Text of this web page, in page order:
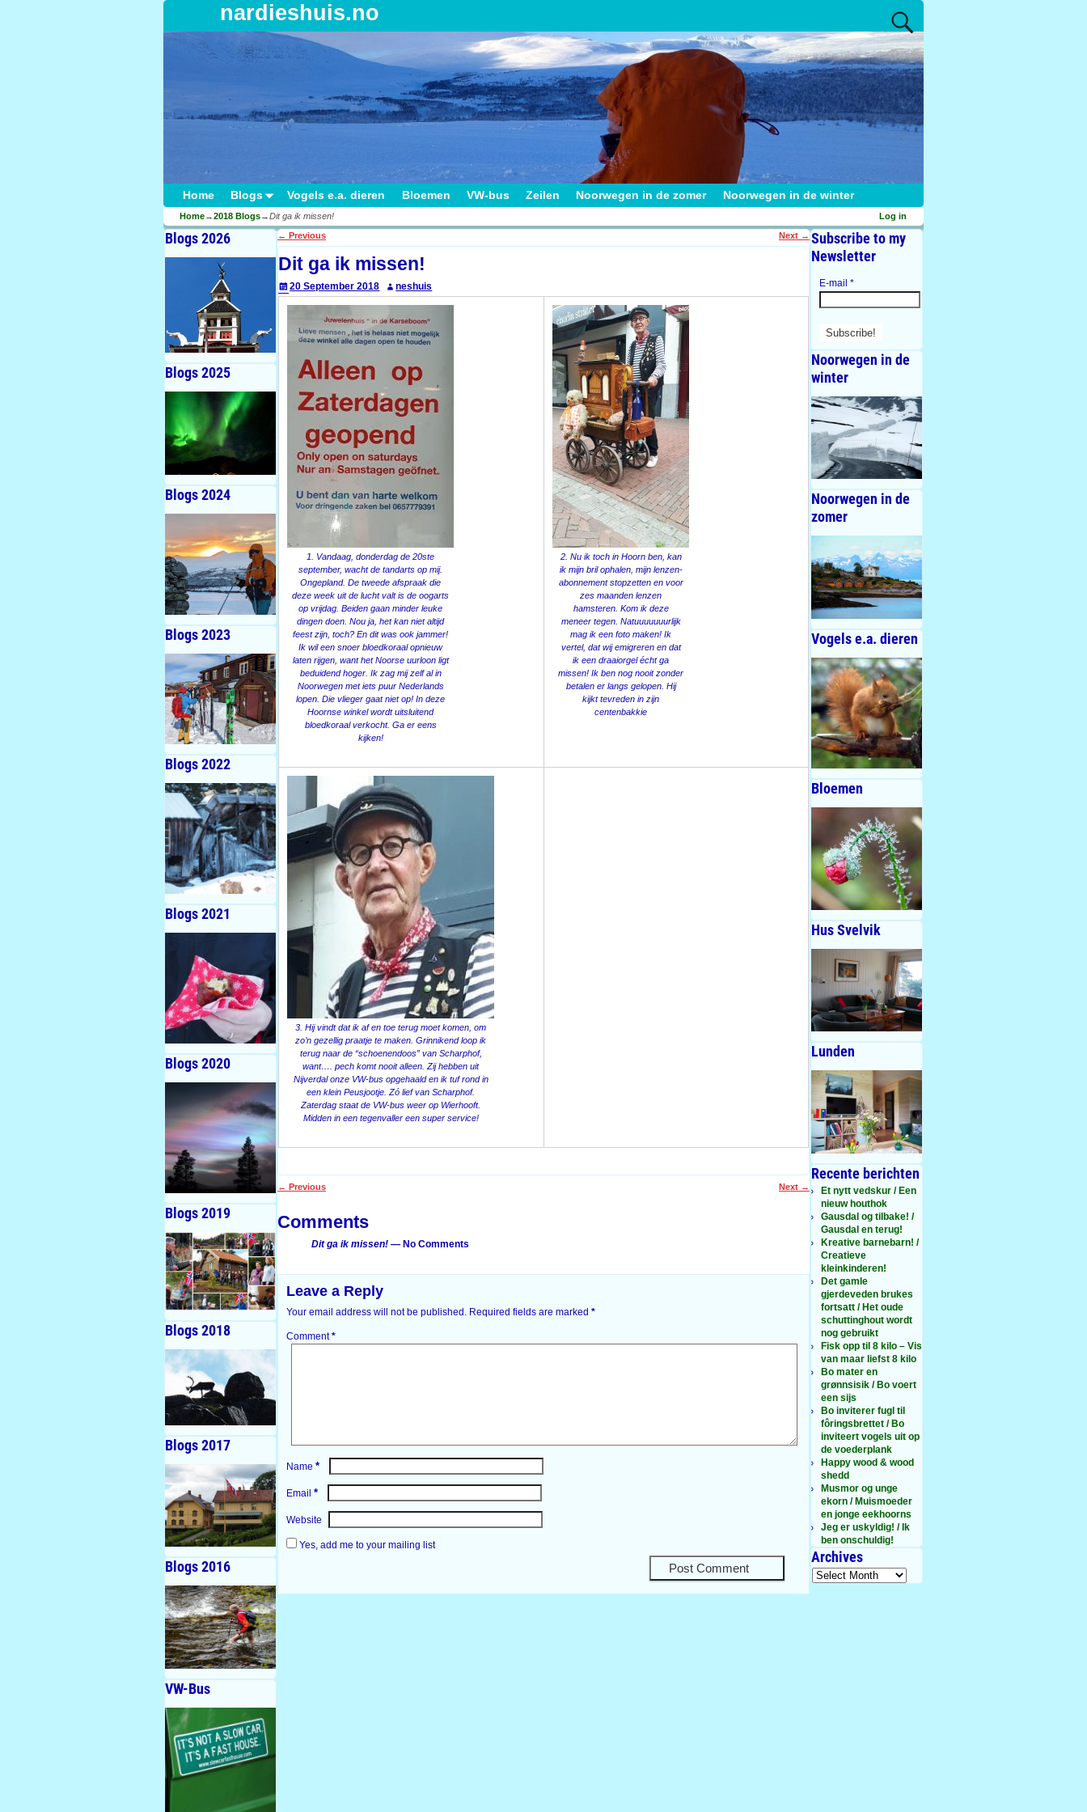
nardieshuis.no
Home Blogs Vogels e.a. dieren Bloemen VW-bus Zeilen Noorwegen in de zomer Noorwegen in de winter
Home→2018 Blogs→Dit ga ik missen! Log in
Post navigation
← Previous Next →
Dit ga ik missen!
20 September 2018 neshuis
1. Vandaag, donderdag de 20ste
september, wacht de tandarts op mij.
Ongepland. De tweede afspraak die
deze week uit de lucht valt is de oogarts
op vrijdag. Beiden gaan minder leuke
dingen doen. Nou ja, het kan niet altijd
feest zijn, toch? En dit was ook jammer!
Ik wil een snoer bloedkoraal opnieuw
laten rijgen, want het Noorse uurloon ligt
beduidend hoger. Ik zag mij zelf al in
Noorwegen met iets puur Nederlands
lopen. Die vlieger gaat niet op! In deze
Hoornse winkel wordt uitsluitend
bloedkoraal verkocht. Ga er eens
kijken!
2. Nu ik toch in Hoorn ben, kan
ik mijn bril ophalen, mijn lenzen-
abonnement stopzetten en voor
zes maanden lenzen
hamsteren. Kom ik deze
meneer tegen. Natuuuuuuurlijk
mag ik een foto maken! Ik
vertel, dat wij emigreren en dat
ik een draaiorgel écht ga
missen! Ik ben nog nooit zonder
betalen er langs gelopen. Hij
kijkt tevreden in zijn
centenbakkie
3. Hij vindt dat ik af en toe terug moet komen, om
zo’n gezellig praatje te maken. Grinnikend loop ik
terug naar de “schoenendoos” van Scharphof,
want…. pech komt nooit alleen. Zij hebben uit
Nijverdal onze VW-bus opgehaald en ik tuf rond in
een klein Peusjootje. Zó lief van Scharphof.
Zaterdag staat de VW-bus weer op Wierhooft.
Midden in een tegenvaller een super service!
← Previous Next →
Comments
Dit ga ik missen! — No Comments
Leave a Reply
Your email address will not be published. Required fields are marked *
Comment*
Name *
Email *
Website
Yes, add me to your mailing list
Blogs 2026
Blogs 2025
Blogs 2024
Blogs 2023
Blogs 2022
Blogs 2021
Blogs 2020
Blogs 2019
Blogs 2018
Blogs 2017
Blogs 2016
VW-Bus
Subscribe to my
Newsletter
E-mail *
Noorwegen in de
winter
Noorwegen in de
zomer
Vogels e.a. dieren
Bloemen
Hus Svelvik
Lunden
Recente berichten
Et nytt vedskur / Een
nieuw houthok
Gausdal og tilbake! /
Gausdal en terug!
Kreative barnebarn! /
Creatieve
kleinkinderen!
Det gamle
gjerdeveden brukes
fortsatt / Het oude
schuttinghout wordt
nog gebruikt
Fisk opp til 8 kilo – Vis
van maar liefst 8 kilo
Bo mater en
grønnsisik / Bo voert
een sijs
Bo inviterer fugl til
fôringsbrettet / Bo
inviteert vogels uit op
de voederplank
Happy wood & wood
shedd
Musmor og unge
ekorn / Muismoeder
en jonge eekhoorns
Jeg er uskyldig! / Ik
ben onschuldig!
Archives